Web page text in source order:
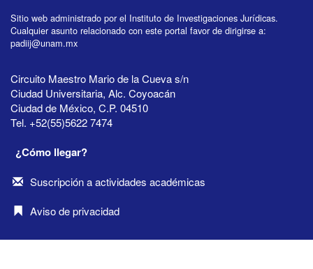
Sitio web administrado por el Instituto de Investigaciones Jurídicas.
Cualquier asunto relacionado con este portal favor de dirigirse a:
padiij@unam.mx
Circuito Maestro Mario de la Cueva s/n
Ciudad Universitaria, Alc. Coyoacán
Ciudad de México, C.P. 04510
Tel. +52(55)5622 7474
¿Cómo llegar?
Suscripción a actividades académicas
Aviso de privacidad